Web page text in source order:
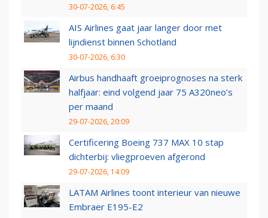
30-07-2026, 6:45
AIS Airlines gaat jaar langer door met
lijndienst binnen Schotland
30-07-2026, 6:30
Airbus handhaaft groeiprognoses na sterk
halfjaar: eind volgend jaar 75 A320neo’s
per maand
29-07-2026, 20:09
Certificering Boeing 737 MAX 10 stap
dichterbij: vliegproeven afgerond
29-07-2026, 14:09
LATAM Airlines toont interieur van nieuwe
Embraer E195-E2